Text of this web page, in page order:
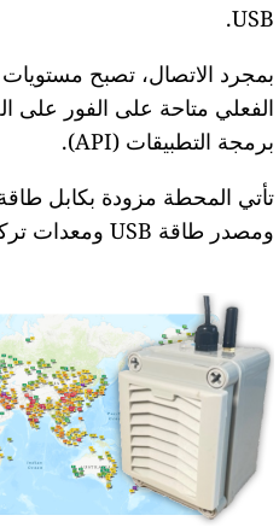
USB.
بمجرد الاتصال، تصبح
الفعلي متاحة على الفور على
برمجة التطبيقات (API).
ومصدر طاقة USB ومعدات تركيب ولوحة شمسية اختيارية.